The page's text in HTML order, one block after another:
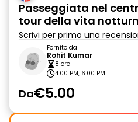
Passeggiata nel
tour della vita
Scrivi per primo una
Fornito da
Rohit Kumar
8 ore
4:00 PM, 6:00 PM
Da€5.00